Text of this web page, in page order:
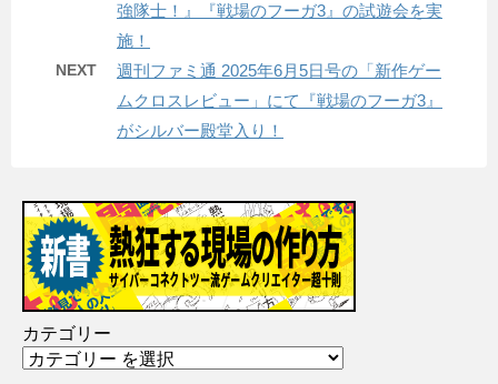
強隊士！』『戦場のフーガ3』の試遊会を実
施！
NEXT
週刊ファミ通 2025年6月5日号の「新作ゲー
ムクロスレビュー」にて『戦場のフーガ3』
がシルバー殿堂入り！
カテゴリー